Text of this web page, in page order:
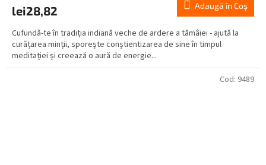
lei28,82 Adaugă în Coş
Cufundă-te în tradiția indiană veche de ardere a tămâiei - ajută la
curățarea minții, sporește conștientizarea de sine în timpul
meditației și creează o aură de energie...
Cod: 9489